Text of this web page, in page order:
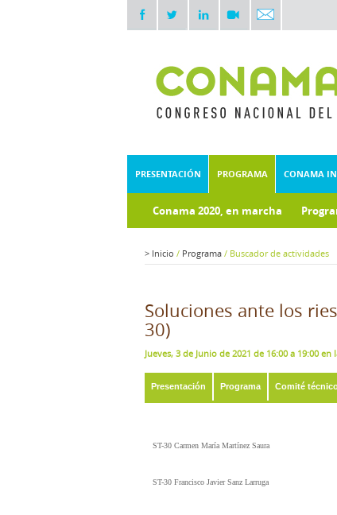
PRESENTACIÓN PROGRAMA CONAMA
Conama 2020, en marcha
> Inicio / Programa / Buscador de actividades
Soluciones ante los
30)
Jueves, 3 de Junio de 2021 de 16:00 a 19:00 en
Presentación Programa Comité
ST-30 Carmen María Martínez Saura
ST-30 Francisco Javier Sanz Larruga